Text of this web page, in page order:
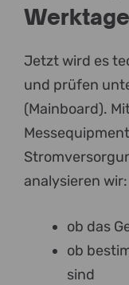
Jetzt wird es
und prüfen
(Mainboard).
analysieren wir:
ob das
ob
sind